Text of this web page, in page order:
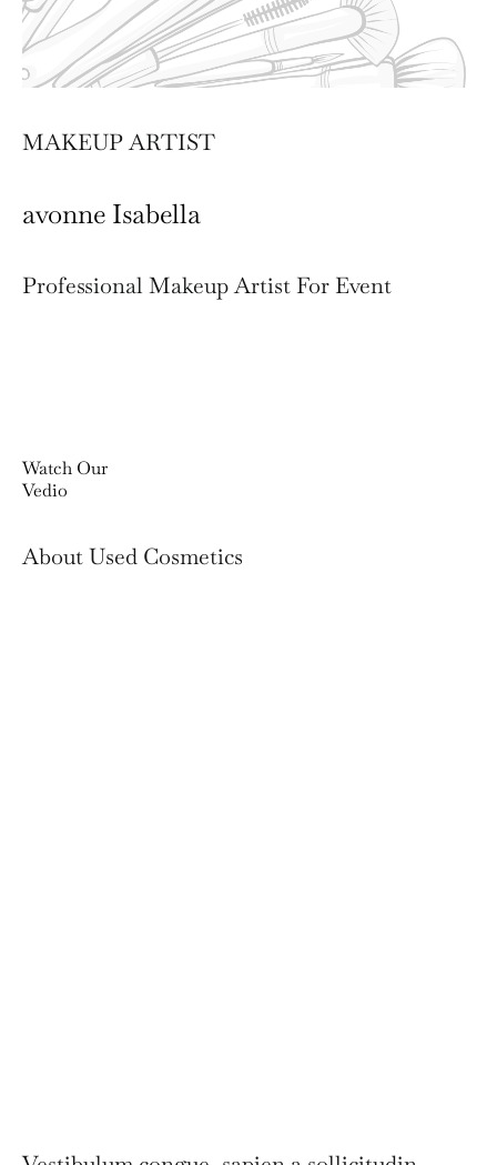
MAKEUP ARTIST
avonne Isabella
Professional Makeup Artist For Event
Watch Our
Vedio
About Used Cosmetics